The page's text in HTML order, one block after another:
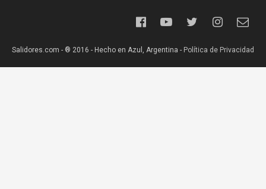
Salidores.com - ® 2016 - Hecho en Azul, Argentina - Política de Privacidad